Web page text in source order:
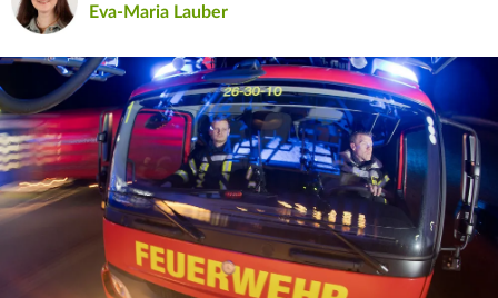
Eva-Maria Lauber